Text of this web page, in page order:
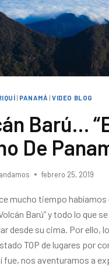
| PANAMÁ |VIDEO BLOG
Barú…
De
febrero 25, 2019
mucho tiempo habíamos
Barú” y todo lo que
desde su cima. Por ello,
TOP de lugares por
fue, nos aventuramos a